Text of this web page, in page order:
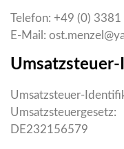
Telefon: +49 (0)
E-Mail:
Umsatzsteuer-
Umsatzsteuer-
Umsatzsteuergesetz:
DE232156579